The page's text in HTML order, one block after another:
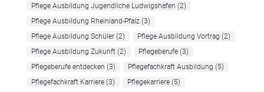
Pflege Ausbildung Jugendliche Ludwigshafen (2)
Pflege Ausbildung Rheinland-Pfalz(3)
Pflege Ausbildung Schüler(2) Pflege Ausbildung Vortrag (2)
Pflege Ausbildung Zukunft(2) Pflegeberufe(3)
Pflegeberufe entdecken (3) Pflegefachkraft Ausbildung (5)
Pflegefachkraft Karriere(3) Pflegekarriere(5)